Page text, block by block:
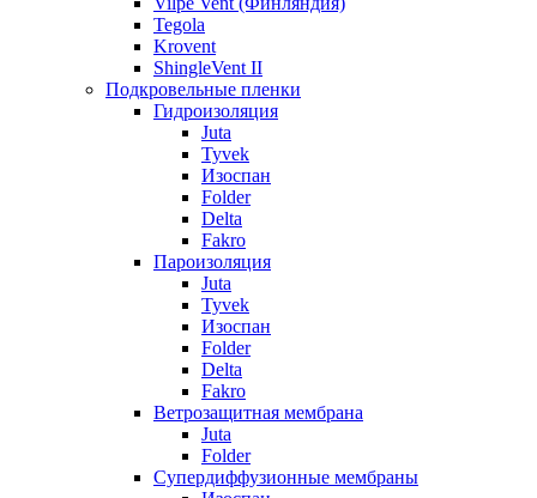
Tegola
Krovent
ShingleVent II
Подкровельные пленки
Гидроизоляция
Juta
Tyvek
Изоспан
Folder
Delta
Fakro
Пароизоляция
Juta
Tyvek
Изоспан
Folder
Delta
Fakro
Ветрозащитная мембрана
Juta
Folder
Супердиффузионные мембраны